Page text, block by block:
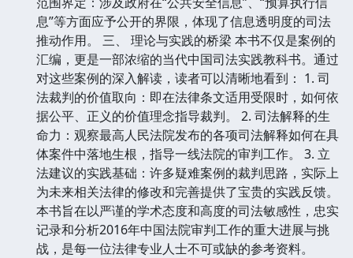
息”等方面应予公开的界限，体现了信息透明度的司法
推动作用。 三、 理论与实践的桥梁 本书不仅是案例的
汇编，更是一部浓缩的当代中国司法实践教科书。通过
对这些案例的深入解读，读者可以清晰地看到： 1. 司
法裁判的价值取向：即在法律条文适用受限时，如何依
据公平、正义的价值理念指导裁判。 2. 司法解释的生
命力：观察最高人民法院发布的各项司法解释如何在具
体案件中落地生根，指导一线法院的审判工作。 3. 立
法建议的实践基础：许多疑难案例的裁判思路，实际上
为未来相关法律的修改和完善提供了宝贵的实践反馈。
本书旨在以严谨的学术态度和高度的司法敏感性，忠实
记录和分析2016年中国法院审判工作的重大进展与挑
战，是每一位法律专业人士不可或缺的参考资料。